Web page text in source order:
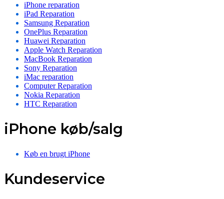
iPhone reparation
iPad Reparation
Samsung Reparation
OnePlus Reparation
Huawei Reparation
Apple Watch Reparation
MacBook Reparation
Sony Reparation
iMac reparation
Computer Reparation
Nokia Reparation
HTC Reparation
iPhone køb/salg
Køb en brugt iPhone
Kundeservice